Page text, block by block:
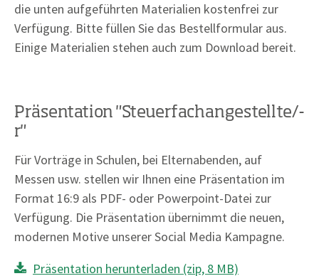
die unten aufgeführten Materialien kostenfrei zur
Verfügung. Bitte füllen Sie das Bestellformular aus.
Einige Materialien stehen auch zum Download bereit.
Präsentation "Steuerfachangestellte/-
r"
Für Vorträge in Schulen, bei Elternabenden, auf
Messen usw. stellen wir Ihnen eine Präsentation im
Format 16:9 als PDF- oder Powerpoint-Datei zur
Verfügung. Die Präsentation übernimmt die neuen,
modernen Motive unserer Social Media Kampagne.
Präsentation herunterladen (zip, 8 MB)